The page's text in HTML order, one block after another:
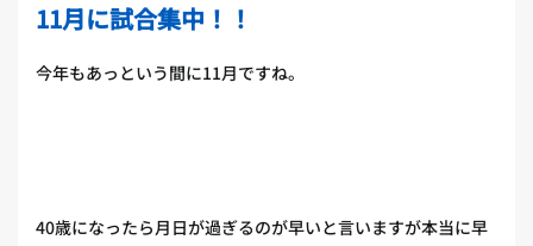
11月に試合集中！！
今年もあっという間に11月ですね。
40歳になったら月日が過ぎるのが早いと言いますが本当に早